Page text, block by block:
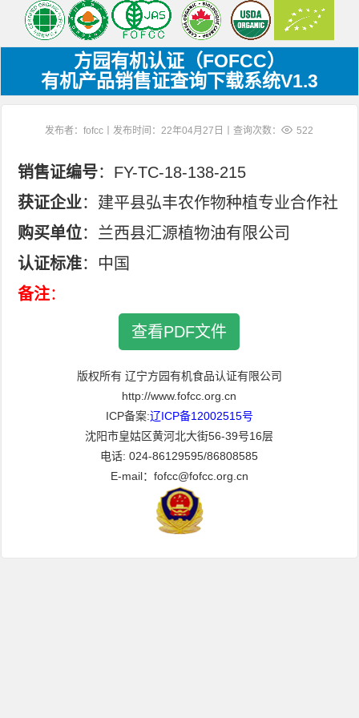
方园有机认证（FOFCC）
有机产品销售证查询下载系统V1.3
发布者：fofcc丨发布时间：22年04月27日丨查询次数： 522
销售证编号：FY-TC-18-138-215
获证企业：建平县弘丰农作物种植专业合作社
购买单位：兰西县汇源植物油有限公司
认证标准：中国
备注：
查看PDF文件
版权所有 辽宁方园有机食品认证有限公司
http://www.fofcc.org.cn
ICP备案:辽ICP备12002515号
沈阳市皇姑区黄河北大街56-39号16层
电话: 024-86129595/86808585
E-mail：fofcc@fofcc.org.cn